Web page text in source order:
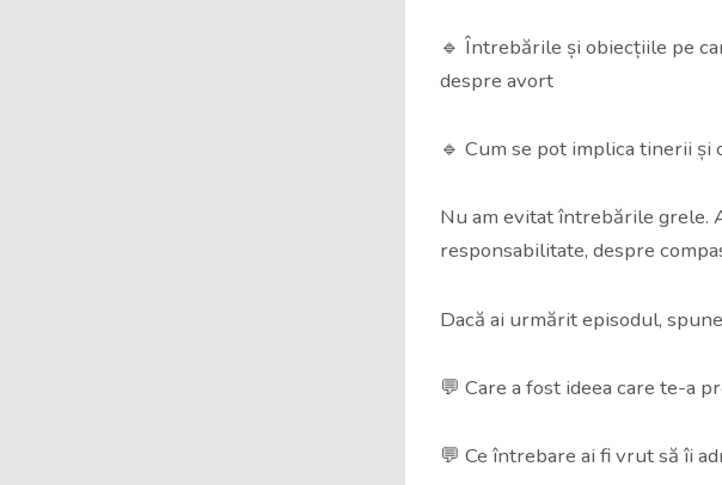
🔹 Întrebările și obiecțiile pe
despre avort
🔹 Cum se pot implica tinerii
Nu am evitat întrebările grele.
responsabilitate, despre
Dacă ai urmărit episodul,
💬 Care a fost ideea care te-a
💬 Ce întrebare ai fi vrut să îi